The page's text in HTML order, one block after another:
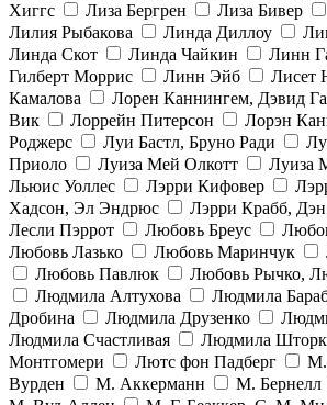
Хиггс
Лиза Бергрен Лиза Бивер
Лилия Рыбакова
Линда Диллоу
Линда Скот
Линда Чайкин Линн
Гилберт Моррис
Линн Эйб Лисет
Камалова
Лорен Каннингем, Дэвид
Вик
Лоррейн Питерсон
Лорэн
Роджерс
Луи Бастл, Бруно Ради
Приоло
Луиза Мей Олкотт
Луиза
Льюис Уоллес
Лэрри Кифовер
Хадсон, Эл Эндрюс
Лэрри Крабб,
Лесли Пэррот
Любовь Бреус
Любовь Лазько
Любовь Маринчук
Любовь Павлюк
Любовь Рычко,
Людмила Алтухова
Людмила
Дробина
Людмила Друзенко
Людмила Счастливая
Людмила Шторк
Монтгомери
Лютс фон Падберг
М.
Вурден
М. Аккерманн М. Бернелл